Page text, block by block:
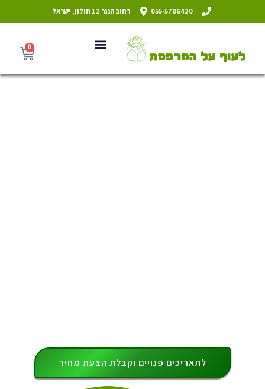
055-5706420 רחוב הנגר 12 חולון, ישראל
0
לתאריכים פנויים וקבלת הצעת מחיר